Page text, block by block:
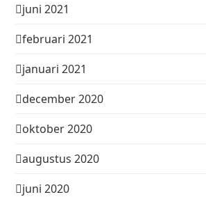
juni 2021
februari 2021
januari 2021
december 2020
oktober 2020
augustus 2020
juni 2020